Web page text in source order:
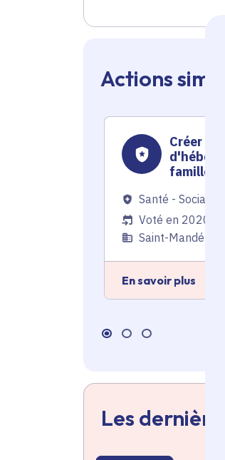
Actions
Créer
familles
Santé - Social
Voté en 2020
Saint-Mandé
En savoir plus
Les